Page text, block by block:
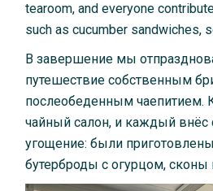
tearoom, and everyone
such as cucumber sandwiches,
В завершение мы
путешествие собственным
послеобеденным чаепитием.
чайный салон, и каждый внёс
угощение: были
бутерброды с огурцом,